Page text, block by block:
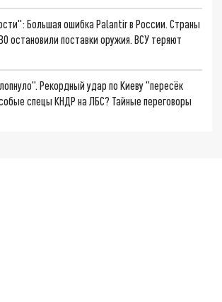
Большая ошибка Palantir в России. Страны
остановили поставки оружия. ВСУ теряют
Рекордный удар по Киеву "пересёк
спецы КНДР на ЛБС? Тайные переговоры